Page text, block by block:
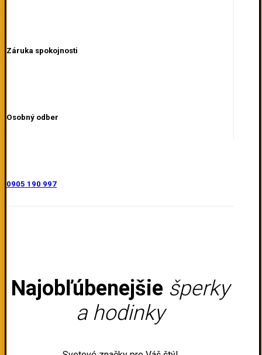
Záruka spokojnosti
Osobný odber
0905 190 997
Najobľúbenejšie šperky
a hodinky